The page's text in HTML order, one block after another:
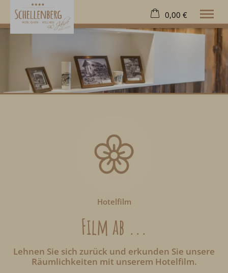
2 Erwachsene
0,00 €
×
Warenkorb ist leer
Hotelfilm
Film ab ...
Lehnen Sie sich zurück und erkunden Sie unsere
Räumlichkeiten mit unserem Hotelfilm.